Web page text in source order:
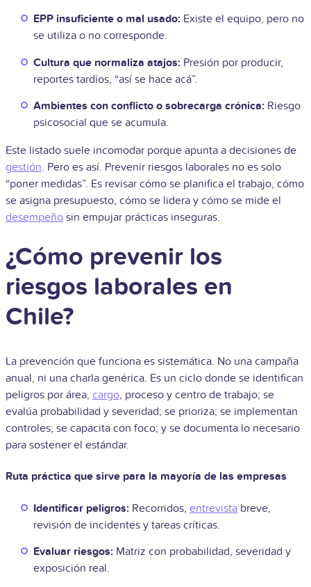
EPP insuficiente o mal usado: Existe el equipo, pero no
se utiliza o no corresponde.
Cultura que normaliza atajos: Presión por producir,
reportes tardíos, “así se hace acá”.
Ambientes con conflicto o sobrecarga crónica: Riesgo
psicosocial que se acumula.
Este listado suele incomodar porque apunta a decisiones de
gestión. Pero es así. Prevenir riesgos laborales no es solo
“poner medidas”. Es revisar cómo se planifica el trabajo, cómo
se asigna presupuesto, cómo se lidera y cómo se mide el
desempeño sin empujar prácticas inseguras.
¿Cómo prevenir los
riesgos laborales en
Chile?
La prevención que funciona es sistemática. No una campaña
anual, ni una charla genérica. Es un ciclo donde se identifican
peligros por área, cargo, proceso y centro de trabajo; se
evalúa probabilidad y severidad; se prioriza; se implementan
controles; se capacita con foco; y se documenta lo necesario
para sostener el estándar.
Ruta práctica que sirve para la mayoría de las empresas
Identificar peligros: Recorridos, entrevista breve,
revisión de incidentes y tareas críticas.
Evaluar riesgos: Matriz con probabilidad, severidad y
exposición real.